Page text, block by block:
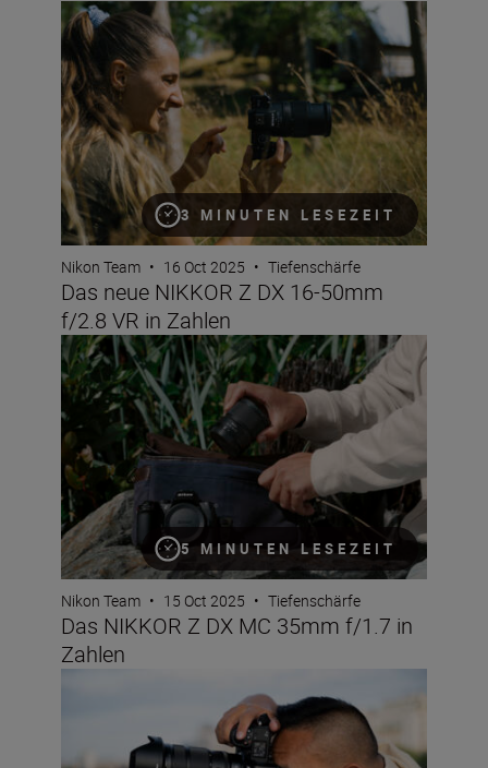
3 MINUTEN LESEZEIT
Das neue NIKKOR Z DX 16-50mm f/2.8 VR in Zahlen
Nikon Team • 16 Oct 2025 • Tiefenschärfe
Das neue NIKKOR Z DX 16-50mm
f/2.8 VR in Zahlen
5 MINUTEN LESEZEIT
Das NIKKOR Z DX MC 35mm f/1.7 in Zahlen
Nikon Team • 15 Oct 2025 • Tiefenschärfe
Das NIKKOR Z DX MC 35mm f/1.7 in
Zahlen